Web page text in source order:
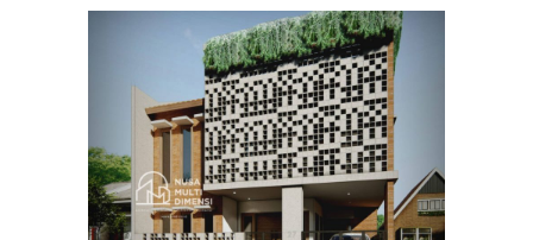
Desain Rumah Bapak Azwar
di Cibinong Bogor
DESAIN RUMAH TERBAIK